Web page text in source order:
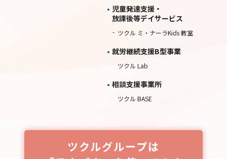
児童発達支援・
放課後等デイサービス
ツクル ミ・ナーラKids 教室
就労継続⽀援B型事業
ツクル Lab
相談⽀援事業所
ツクル BASE
ツクルグループは